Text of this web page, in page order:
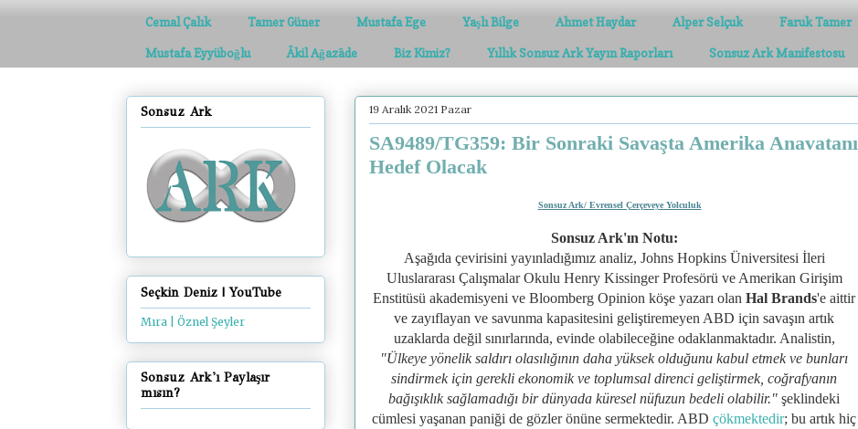
Cemal Çalık Tamer Güner Mustafa Ege Yaşlı Bilge Ahmet Haydar Alper Selçuk Faruk Tamer
Mustafa Eyyüboğlu Âkil Ağazâde Biz Kimiz? Yıllık Sonsuz Ark Yayın Raporları Sonsuz Ark Manifestosu
19 Aralık 2021 Pazar
SA9489/TG359: Bir Sonraki Savaşta Amerika Anavatanı
Hedef Olacak
Sonsuz Ark/ Evrensel Çerçeveye Yolculuk
Sonsuz Ark'ın Notu:
Aşağıda çevirisini yayınladığımız analiz, Johns Hopkins Üniversitesi İleri
Uluslararası Çalışmalar Okulu Henry Kissinger Profesörü ve Amerikan Girişim
Enstitüsü akademisyeni ve Bloomberg Opinion köşe yazarı olan Hal Brands'e aittir
ve zayıflayan ve savunma kapasitesini geliştiremeyen ABD için savaşın artık
uzaklarda değil sınırlarında, evinde olabileceğine odaklanmaktadır. Analistin,
"Ülkeye yönelik saldırı olasılığının daha yüksek olduğunu kabul etmek ve bunları
sindirmek için gerekli ekonomik ve toplumsal direnci geliştirmek, coğrafyanın
bağışıklık sağlamadığı bir dünyada küresel nüfuzun bedeli olabilir." şeklindeki
cümlesi yaşanan paniği de gözler önüne sermektedir. ABD çökmektedir; bu artık hiç
Sonsuz Ark
Seçkin Deniz | YouTube
Mıra | Öznel Şeyler
Sonsuz Ark'ı Paylaşır
mısın?